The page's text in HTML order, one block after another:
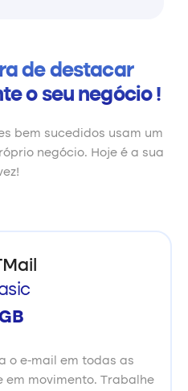
de destacar
o seu negócio !
bem sucedidos usam um
negócio. Hoje é a sua
o e-mail em todas as
em movimento. Trabalhe